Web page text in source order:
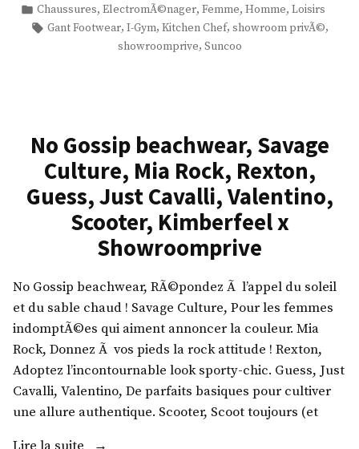
g
e
o
o
o
n
g
,
a
c
c
e
s
a
n
t
e
a
r
u
n
c
o
o
,
D
par
Publié
dans
Chaussures, ElectromÃ©nager, Femme, Homme, Loisirs
Étiquettes :
Gant Footwear, I-Gym, Kitchen Chef, showroom privÃ©,
showroomprive, Suncoo
No Gossip beachwear, Savage
Culture, Mia Rock, Rexton,
Guess, Just Cavalli, Valentino,
Scooter, Kimberfeel x
Showroomprive
No Gossip beachwear, RÃ©pondez Ã l’appel du soleil
et du sable chaud ! Savage Culture, Pour les femmes
indomptÃ©es qui aiment annoncer la couleur. Mia
Rock, Donnez Ã vos pieds la rock attitude ! Rexton,
Adoptez l’incontournable look sporty-chic. Guess, Just
Cavalli, Valentino, De parfaits basiques pour cultiver
une allure authentique. Scooter, Scoot toujours (et